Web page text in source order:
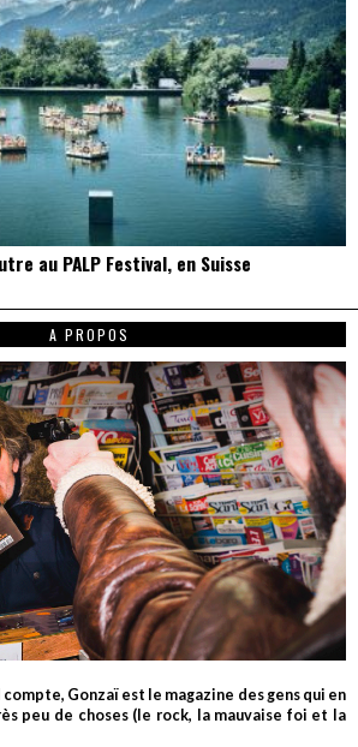
au PALP Festival, en Suisse
A PROPOS
Gonzaï est le magazine des gens qui en
peu de choses (le rock, la mauvaise foi et la